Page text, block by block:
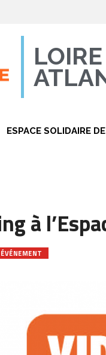
LOIRE
ESPACE SOLIDAIRE
à
ÉVÉNEMENT